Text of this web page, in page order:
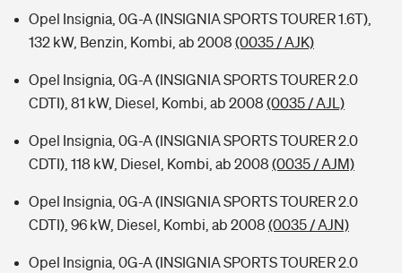
Opel Insignia, 0G-A (INSIGNIA SPORTS TOURER 1.6T),
132 kW, Benzin, Kombi, ab 2008 (0035 / AJK)
Opel Insignia, 0G-A (INSIGNIA SPORTS TOURER 2.0
CDTI), 81 kW, Diesel, Kombi, ab 2008 (0035 / AJL)
Opel Insignia, 0G-A (INSIGNIA SPORTS TOURER 2.0
CDTI), 118 kW, Diesel, Kombi, ab 2008 (0035 / AJM)
Opel Insignia, 0G-A (INSIGNIA SPORTS TOURER 2.0
CDTI), 96 kW, Diesel, Kombi, ab 2008 (0035 / AJN)
Opel Insignia, 0G-A (INSIGNIA SPORTS TOURER 2.0